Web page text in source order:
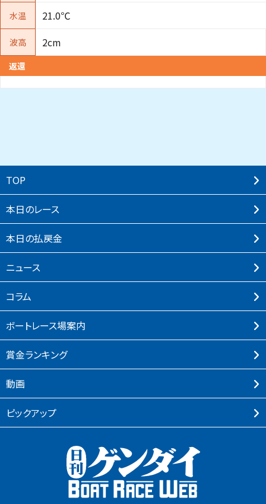
水温 21.0℃
波高 2cm
返還
TOP
本⽇のレース
本⽇の払戻⾦
ニュース
コラム
ボートレース場案内
賞⾦ランキング
動画
ピックアップ